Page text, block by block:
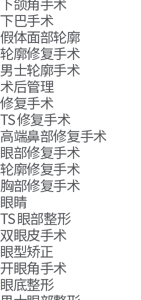
下巴手术
假体面部轮廓
轮廓修复手术
男士轮廓手术
术后管理
修复手术
TS 修复手术
高端鼻部修复手术
眼部修复手术
轮廓修复手术
胸部修复手术
眼睛
TS 眼部整形
双眼皮手术
眼型矫正
开眼角手术
眼底整形